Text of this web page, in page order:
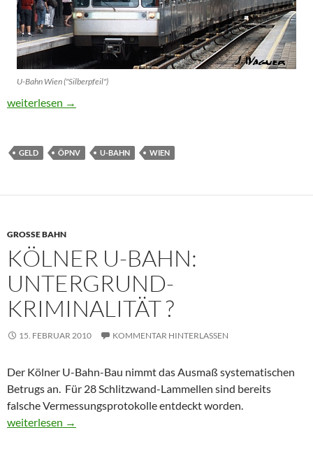
U-Bahn Wien ("Silberpfeil")
Wiener Linien: 85 Millionen Euro Investition
weiterlesen →
GELD ÖPNV U-BAHN WIEN
GROSSE BAHN
KÖLNER U-BAHN:
UNTERGRUND-
KRIMINALITÄT ?
15. FEBRUAR 2010 KOMMENTAR HINTERLASSEN
Der Kölner U-Bahn-Bau nimmt das Ausmaß systematischen
Betrugs an. Für 28 Schlitzwand-Lammellen sind bereits
falsche Vermessungsprotokolle entdeckt worden.
Kölner U-Bahn: Untergrund-Kriminalität ?
weiterlesen →